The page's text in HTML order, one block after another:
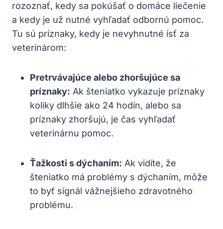
rozoznať, kedy sa pokúšať o domáce liečenie
a kedy je už nutné vyhľadať odbornú pomoc.
Tu sú príznaky, kedy je nevyhnutné ísť za
veterinárom:
Pretrvávajúce alebo zhoršujúce sa
príznaky: Ak šteniatko vykazuje príznaky
koliky dlhšie ako 24 hodín, alebo sa
príznaky zhoršujú, je čas vyhľadať
veterinárnu pomoc.
Ťažkosti s dýchaním: Ak vidíte, že
šteniatko má problémy s dýchaním, môže
to byť signál vážnejšieho zdravotného
problému.